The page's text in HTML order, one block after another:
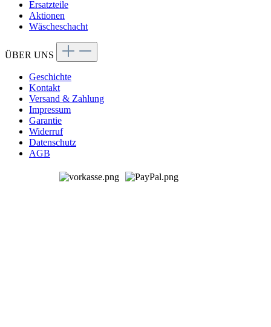
Ersatzteile
Aktionen
Wäscheschacht
ÜBER UNS
Geschichte
Kontakt
Versand & Zahlung
Impressum
Garantie
Widerruf
Datenschutz
AGB